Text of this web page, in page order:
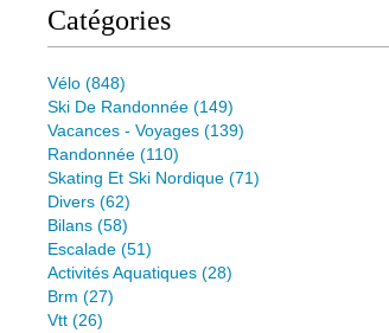
Catégories
Vélo (848)
Ski De Randonnée (149)
Vacances - Voyages (139)
Randonnée (110)
Skating Et Ski Nordique (71)
Divers (62)
Bilans (58)
Escalade (51)
Activités Aquatiques (28)
Brm (27)
Vtt (26)